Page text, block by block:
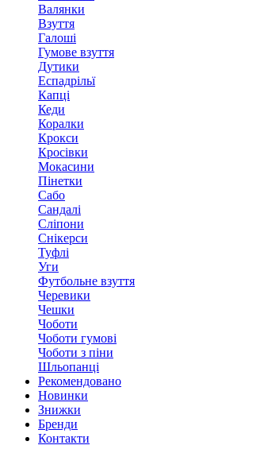
Валянки
Взуття
Галоші
Гумове взуття
Дутики
Еспадрільї
Капці
Кеди
Коралки
Крокси
Кросівки
Мокасини
Пінетки
Сабо
Сандалі
Сліпони
Снікерси
Туфлі
Уги
Футбольне взуття
Черевики
Чешки
Чоботи
Чоботи гумові
Чоботи з піни
Шльопанці
Рекомендовано
Новинки
Знижки
Бренди
Контакти